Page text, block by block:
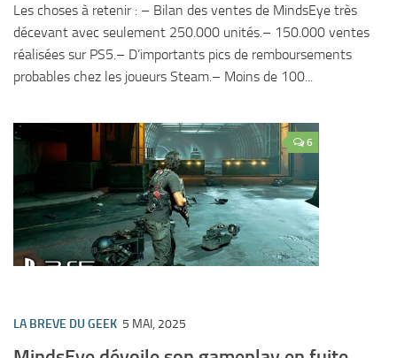
Les choses à retenir : – Bilan des ventes de MindsEye très
décevant avec seulement 250.000 unités.– 150.000 ventes
réalisées sur PS5.– D’importants pics de remboursements
probables chez les joueurs Steam.– Moins de 100...
6
LA BREVE DU GEEK 5 MAI, 2025